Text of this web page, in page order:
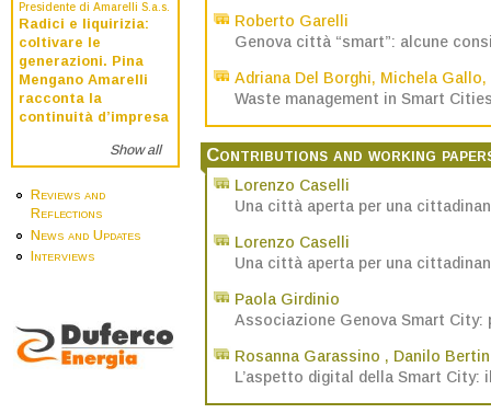
Presidente di Amarelli S.a.s.
Radici e liquirizia:
coltivare le
generazioni. Pina
Mengano Amarelli
racconta la
continuità d’impresa
Show all
Reviews and
Reflections
News and Updates
Interviews
Roberto Garelli
Genova città “smart”: alcune
Adriana Del Borghi, Michela Gallo,
Waste management in Smart
Contributions and working
Lorenzo Caselli
Una città aperta per una
Lorenzo Caselli
Una città aperta per una
Paola Girdinio
Associazione Genova Smart
Rosanna Garassino , Danilo
L’aspetto digital della Smart City: